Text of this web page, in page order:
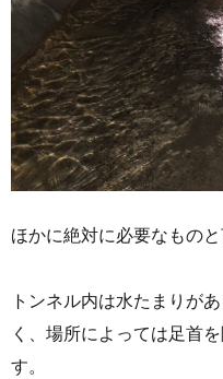
ほかに絶対に必要なものと
トンネル内は水たまりが
く、場所によっては足首
す。